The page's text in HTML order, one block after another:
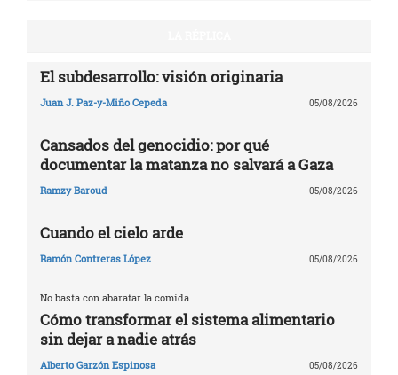
El subdesarrollo: visión originaria
Juan J. Paz-y-Miño Cepeda 05/08/2026
Cansados del genocidio: por qué
documentar la matanza no salvará a Gaza
Ramzy Baroud 05/08/2026
Cuando el cielo arde
Ramón Contreras López 05/08/2026
No basta con abaratar la comida
Cómo transformar el sistema alimentario
sin dejar a nadie atrás
Alberto Garzón Espinosa 05/08/2026